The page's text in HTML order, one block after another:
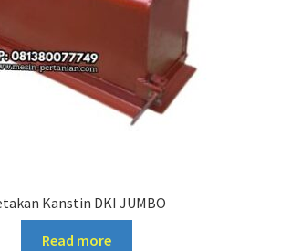
Kanstin DKI JUMBO
Read more